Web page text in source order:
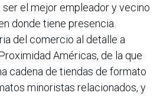
el mejor empleador y vecino
donde tiene presencia.
del comercio al detalle a
Américas, de la que
cadena de tiendas de formato
minoristas relacionados, y